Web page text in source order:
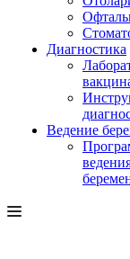
Диагностика
Ведение